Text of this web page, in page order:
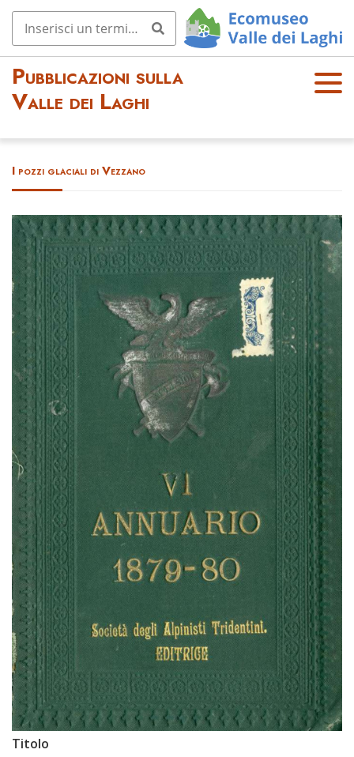
Pubblicazioni sulla
Valle dei Laghi
OPE
I pozzi glaciali di Vezzano
Titolo